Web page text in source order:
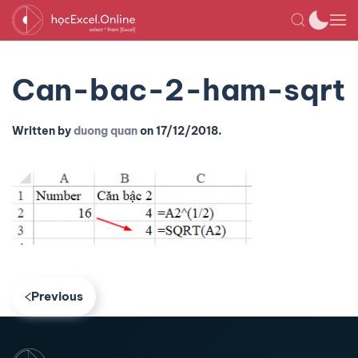
Can-bac-2-ham-sqrt
Written byduong quanon17/12/2018.
Previous